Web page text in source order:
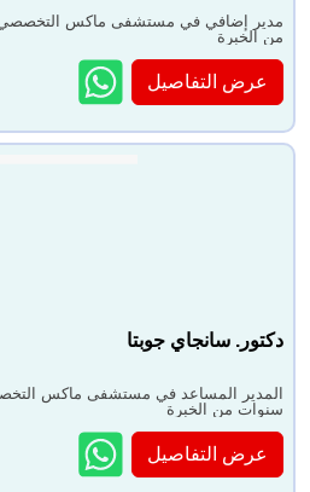
من الخبرة
عرض التفاصيل
دكتور. سانجاي جوبتا
سنوات من الخبرة
عرض التفاصيل